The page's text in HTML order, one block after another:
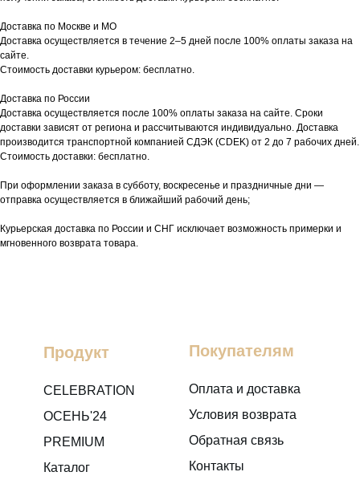
Доставка по Москве и МО
Доставка осуществляется в течение 2–5 дней после 100% оплаты заказа на
сайте.
Стоимость доставки курьером: бесплатно.
Доставка по России
Доставка осуществляется после 100% оплаты заказа на сайте. Сроки
доставки зависят от региона и рассчитываются индивидуально. Доставка
производится транспортной компанией СДЭК (CDEK) от 2 до 7 рабочих дней.
Стоимость доставки: бесплатно.
При оформлении заказа в субботу, воскресенье и праздничные дни —
отправка осуществляется в ближайший рабочий день;
Курьерская доставка по России и СНГ исключает возможность примерки и
мгновенного возврата товара.
Продукт
CELEBRATION
ОСЕНЬ'24
PREMIUM
Каталог
Покупателям
Оплата и доставка
Условия возврата
Обратная связь
Контакты